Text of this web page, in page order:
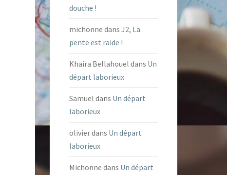
douche !
michonne dans J2, La
pente est raide !
Khaira Bellahouel dans Un
départ laborieux
Samuel dans Un départ
laborieux
olivierdans Un départ
laborieux
Michonne dans Un départ